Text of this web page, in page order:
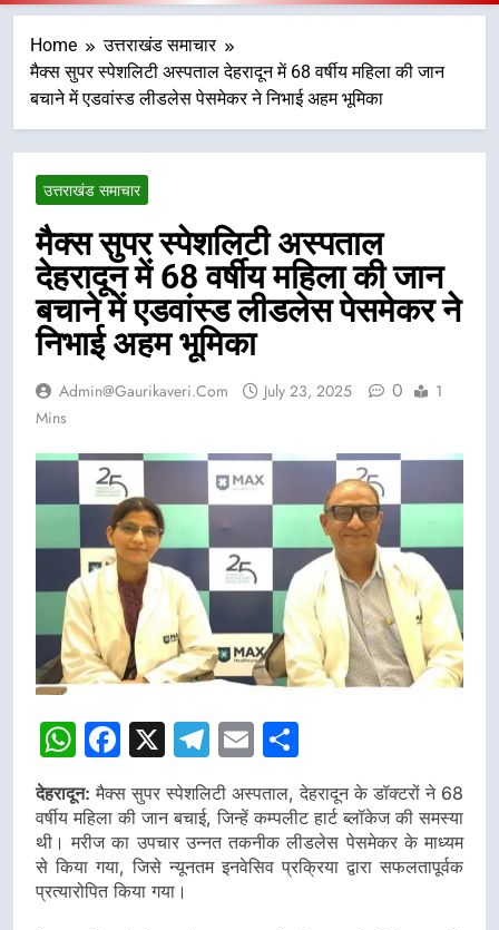
Home
उत्तराखंड समाचार
मैक्स सुपर स्पेशलिटी अस्पताल देहरादून में 68 वर्षीय महिला की जान
बचाने में एडवांस्ड लीडलेस पेसमेकर ने निभाई अहम भूमिका
उत्तराखंड समाचार
मैक्स सुपर स्पेशलिटी अस्पताल
देहरादून में 68 वर्षीय महिला की जान
बचाने में एडवांस्ड लीडलेस पेसमेकर ने
निभाई अहम भूमिका
Admin@gaurikaveri.com July 23, 2025 0
1
Mins
WhatsApp
Facebook
X Telegram
Email
देहरादून: मैक्स सुपर स्पेशलिटी अस्पताल, देहरादून के डॉक्टरों ने 68
वर्षीय महिला की जान बचाई, जिन्हें कम्पलीट हार्ट ब्लॉकेज की समस्या
थी। मरीज का उपचार उन्नत तकनीक लीडलेस पेसमेकर के माध्यम
से किया गया, जिसे न्यूनतम इनवेसिव प्रक्रिया द्वारा सफलतापूर्वक
प्रत्यारोपित किया गया।